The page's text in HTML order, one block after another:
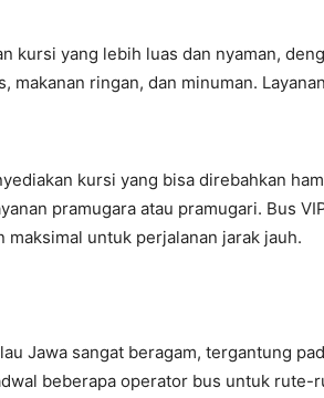
kursi yang lebih luas dan nyaman,
makanan ringan, dan minuman.
kursi yang bisa direbahkan
pramugara atau pramugari. Bus
maksimal untuk perjalanan jarak jauh.
Jawa sangat beragam, tergantung
beberapa operator bus untuk rute-